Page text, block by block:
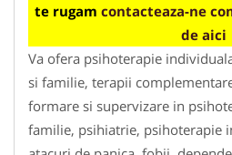
te rugam contacteaza-ne
de aici
Va ofera psihoterapie
si familie, terapii
formare si supervizare in
familie, psihiatrie, psihoterapie